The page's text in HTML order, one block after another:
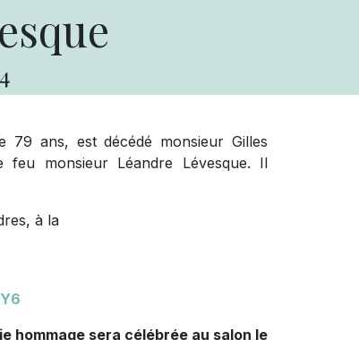
ans, est décédé monsieur Gilles
feu monsieur Léandre Lévesque. Il
à la
hommage sera célébrée au salon le